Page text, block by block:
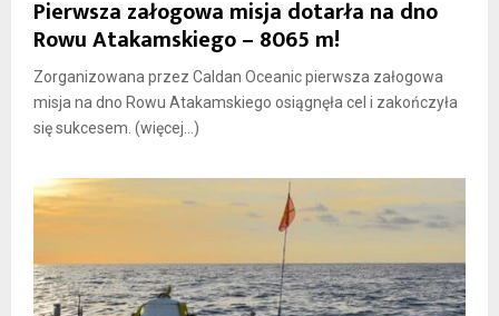
Pierwsza załogowa misja dotarła na dno
Rowu Atakamskiego – 8065 m!
Zorganizowana przez Caldan Oceanic pierwsza załogowa
misja na dno Rowu Atakamskiego osiągnęła cel i zakończyła
się sukcesem. (więcej…)